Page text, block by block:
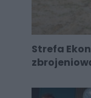
Strefa